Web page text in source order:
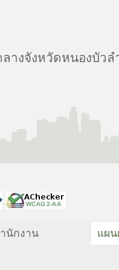
างจังหวัดหนองบัวล
นักงาน
แผน